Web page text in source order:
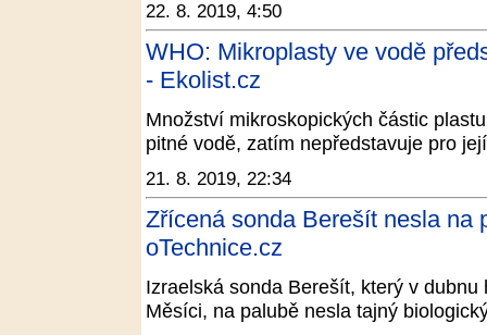
22. 8. 2019, 4:50
WHO: Mikroplasty ve vodě
- Ekolist.cz
Množství mikroskopických částic
pitné vodě, zatím nepředstavuje pro
21. 8. 2019, 22:34
Zřícená sonda Berešít nesla na
oTechnice.cz
Izraelská sonda Berešít, který v
Měsíci, na palubě nesla tajný